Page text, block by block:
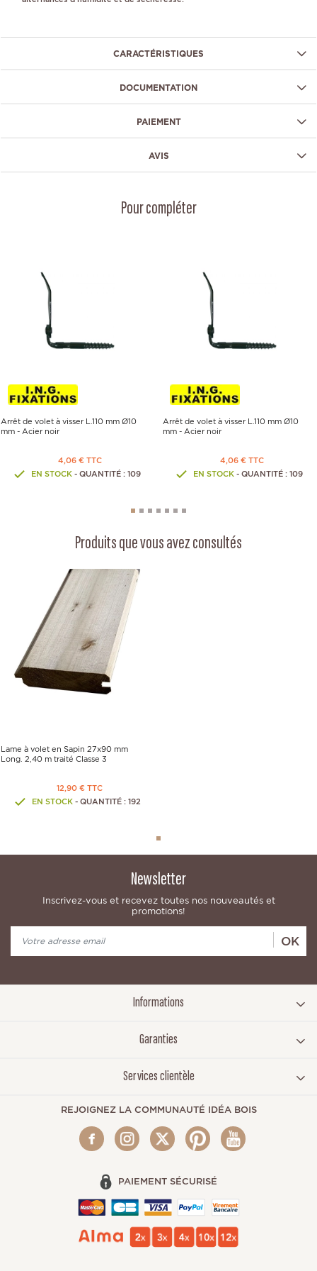
CARACTÉRISTIQUES
DOCUMENTATION
PAIEMENT
AVIS
Pour compléter
Arrêt de volet à visser L.110 mm Ø10
mm - Acier noir
4,06 € TTC
EN STOCK - QUANTITÉ : 109
Arrêt de volet à visser L.110 mm Ø10
mm - Acier noir
4,06 € TTC
EN STOCK - QUANTITÉ : 109
Produits que vous avez consultés
Lame à volet en Sapin 27x90 mm
Long. 2,40 m traité Classe 3
12,90 € TTC
EN STOCK- QUANTITÉ : 192
Newsletter
Inscrivez-vous et recevez toutes nos nouveautés et
promotions!
OK
Informations
Garanties
Services clientèle
REJOIGNEZ LA COMMUNAUTÉ IDÉA BOIS
PAIEMENT SÉCURISÉ